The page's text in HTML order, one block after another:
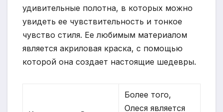
удивительные полотна, в которых можно
увидеть ее чувствительность и тонкое
чувство стиля. Ее любимым материалом
является акриловая краска, с помощью
которой она создает настоящие шедевры.
Более того,
Олеся является